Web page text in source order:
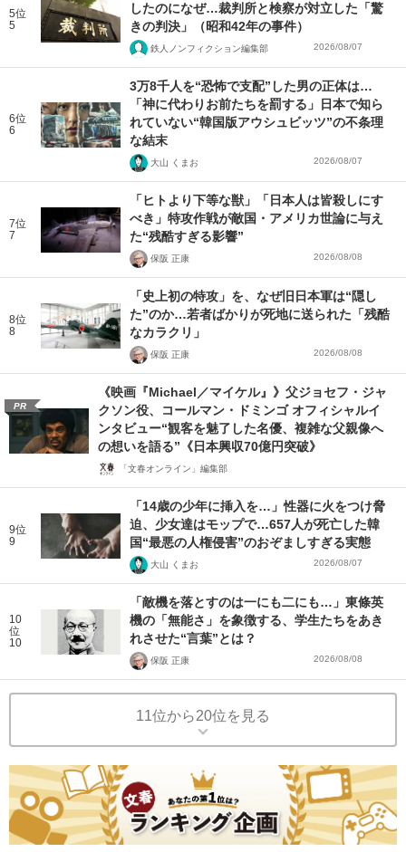
5位
5
したのになぜ…裁判所と検察が対立した「驚
きの判決」（昭和42年の事件）
鉄人ノンフィクション編集部 2026/08/07
6位
6
3万8千人を“恐怖で支配”した男の正体は…
「神に代わりお前たちを罰する」日本で知ら
れていない“韓国版アウシュビッツ”の不条理
な結末
大山 くまお 2026/08/07
7位
7
「ヒトより下等な獣」「日本人は皆殺しにす
べき」特攻作戦が敵国・アメリカ世論に与え
た“残酷すぎる影響”
保阪 正康 2026/08/08
8位
8
「史上初の特攻」を、なぜ旧日本軍は“隠し
た”のか…若者ばかりが死地に送られた「残酷
なカラクリ」
保阪 正康 2026/08/08
PR
《映画『Michael／マイケル』》父ジョセフ・ジャ
クソン役、コールマン・ドミンゴ オフィシャルイ
ンタビュー“観客を魅了した名優、複雑な父親像へ
の想いを語る”《日本興収70億円突破》
「文春オンライン」編集部
9位
9
「14歳の少年に挿入を…」性器に火をつけ脅
迫、少女達はモップで…657人が死亡した韓
国“最悪の人権侵害”のおぞましすぎる実態
大山 くまお 2026/08/07
10
位
10
「敵機を落とすのは一にも二にも…」東條英
機の「無能さ」を象徴する、学生たちをあき
れさせた“言葉”とは？
保阪 正康 2026/08/08
11位から20位を見る